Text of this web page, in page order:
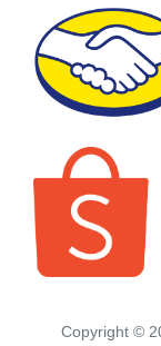
Copyright ©